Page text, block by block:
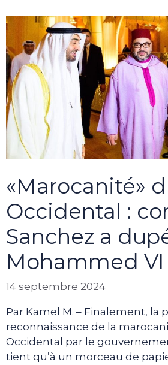
«Marocanité»
Occidental :
Sanchez a
Mohammed VI
14 septembre 2024
Par Kamel M. – Finalement, la
reconnaissance de la
Occidental par le
tient qu’à un morceau de